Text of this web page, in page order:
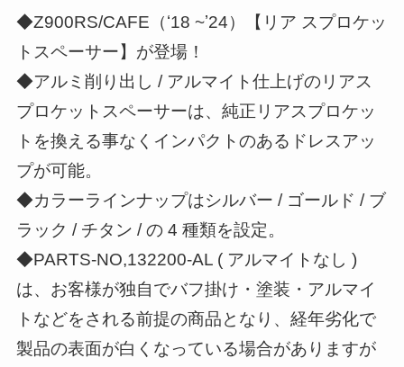
◆Z900RS/CAFE（ʻ18 ~ʼ24）【リア スプロケッ
トスペーサー】が登場！
◆アルミ削り出し / アルマイト仕上げのリアス
プロケットスペーサーは、純正リアスプロケッ
トを換える事なくインパクトのあるドレスアッ
プが可能。
◆カラーラインナップはシルバー / ゴールド / ブ
ラック / チタン / の 4 種類を設定。
◆PARTS-NO,132200-AL ( アルマイトなし )
は、お客様が独自でバフ掛け・塗装・アルマイ
トなどをされる前提の商品となり、経年劣化で
製品の表面が白くなっている場合がありますが